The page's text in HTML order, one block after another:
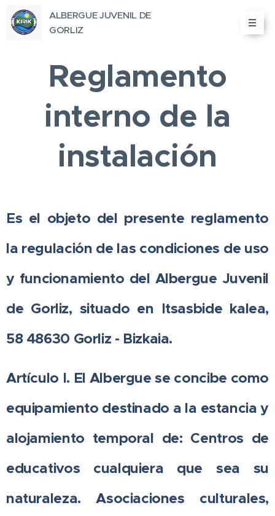
ALBERGUE JUVENIL DE
GORLIZ
Reglamento
interno de la
instalación
Es el objeto del presente reglamento
la regulación de las condiciones de uso
y funcionamiento del Albergue Juvenil
de Gorliz, situado en Itsasbide kalea,
58 48630 Gorliz - Bizkaia.
Artículo I. El Albergue se concibe como
equipamiento destinado a la estancia y
alojamiento temporal de: Centros de
educativos cualquiera que sea su
naturaleza. Asociaciones culturales,